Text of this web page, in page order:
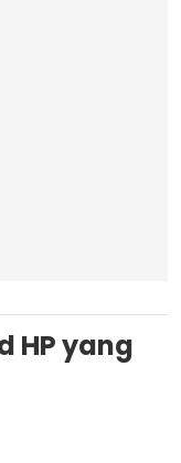
HP yang